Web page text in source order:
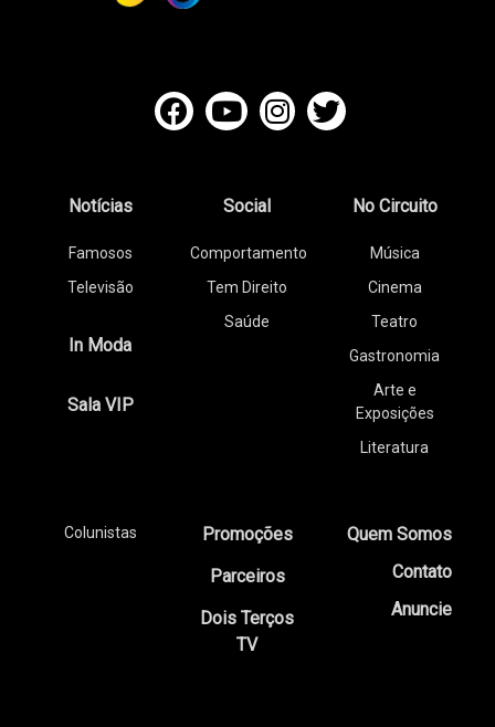
Notícias
Famosos
Televisão
In Moda
Sala VIP
Social
Comportamento
Tem Direito
Saúde
No Circuito
Música
Cinema
Teatro
Gastronomia
Arte e
Exposições
Literatura
Colunistas
Promoções
Parceiros
Dois Terços
TV
Quem Somos
Contato
Anuncie